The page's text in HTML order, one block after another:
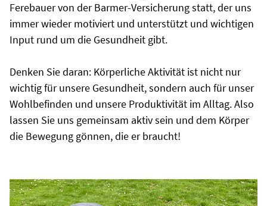
Ferebauer von der Barmer-Versicherung statt, der uns
immer wieder motiviert und unterstützt und wichtigen
Input rund um die Gesundheit gibt.
Denken Sie daran: Körperliche Aktivität ist nicht nur
wichtig für unsere Gesundheit, sondern auch für unser
Wohlbefinden und unsere Produktivität im Alltag. Also
lassen Sie uns gemeinsam aktiv sein und dem Körper
die Bewegung gönnen, die er braucht!